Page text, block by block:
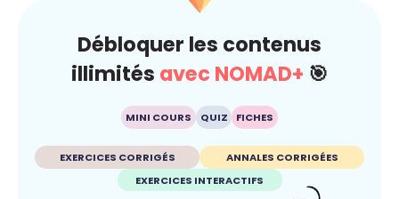
Débloquer les contenus
illimités avec NOMAD+ 🎯
MINI COURS QUIZ FICHES
EXERCICES CORRIGÉS
ANNALES CORRIGÉES
EXERCICES INTERACTIFS